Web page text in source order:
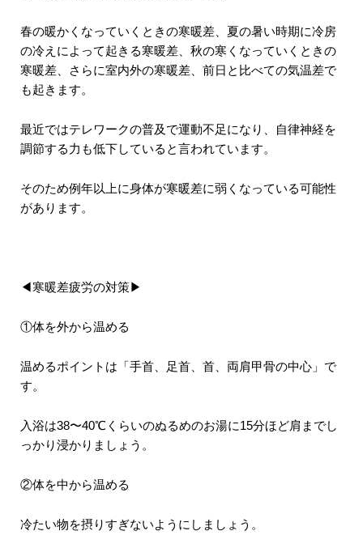
春の暖かくなっていくときの寒暖差、夏の暑い時期に冷房
の冷えによって起きる寒暖差、秋の寒くなっていくときの
寒暖差、さらに室内外の寒暖差、前日と比べての気温差で
も起きます。
最近ではテレワークの普及で運動不足になり、自律神経を
調節する力も低下していると言われています。
そのため例年以上に身体が寒暖差に弱くなっている可能性
があります。
◀寒暖差疲労の対策▶
①体を外から温める
温めるポイントは「手首、足首、首、両肩甲骨の中心」で
す。
入浴は38〜40℃くらいのぬるめのお湯に15分ほど肩までし
っかり浸かりましょう。
②体を中から温める
冷たい物を摂りすぎないようにしましょう。